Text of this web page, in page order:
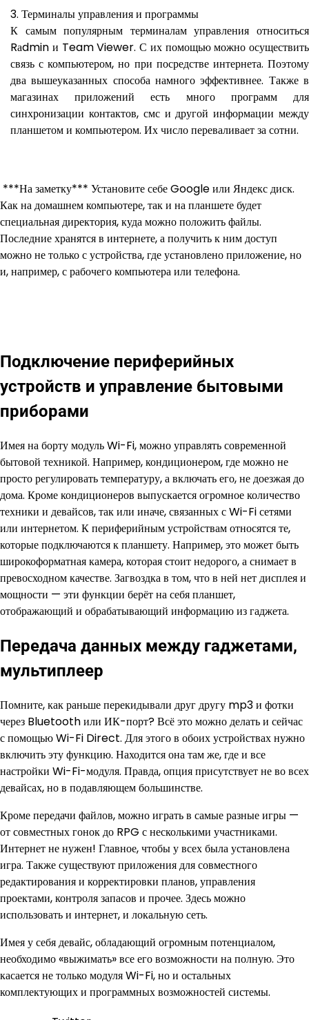
Терминалы управления и программы
К самым популярным терминалам управления относиться
Rаdmin и Team Viewer. С их помощью можно осуществить
связь с компьютером, но при посредстве интернета. Поэтому
два вышеуказанных способа намного эффективнее. Также в
магазинах приложений есть много программ для
синхронизации контактов, смс и другой информации между
планшетом и компьютером. Их число переваливает за сотни.
***На заметку*** Установите себе Google или Яндекс диск.
Как на домашнем компьютере, так и на планшете будет
специальная директория, куда можно положить файлы.
Последние хранятся в интернете, а получить к ним доступ
можно не только с устройства, где установлено приложение, но
и, например, с рабочего компьютера или телефона.
Подключение периферийных
устройств и управление бытовыми
приборами
Имея на борту модуль Wi-Fi, можно управлять современной
бытовой техникой. Например, кондиционером, где можно не
просто регулировать температуру, а включать его, не доезжая до
дома. Кроме кондиционеров выпускается огромное количество
техники и девайсов, так или иначе, связанных с Wi-Fi сетями
или интернетом. К периферийным устройствам относятся те,
которые подключаются к планшету. Например, это может быть
широкоформатная камера, которая стоит недорого, а снимает в
превосходном качестве. Загвоздка в том, что в ней нет дисплея и
мощности — эти функции берёт на себя планшет,
отображающий и обрабатывающий информацию из гаджета.
Передача данных между гаджетами,
мультиплеер
Помните, как раньше перекидывали друг другу mp3 и фотки
через Bluetooth или ИК-порт? Всё это можно делать и сейчас
с помощью Wi-Fi Direct. Для этого в обоих устройствах нужно
включить эту функцию. Находится она там же, где и все
настройки Wi-Fi-модуля. Правда, опция присутствует не во всех
девайсах, но в подавляющем большинстве.
Кроме передачи файлов, можно играть в самые разные игры —
от совместных гонок до RPG с несколькими участниками.
Интернет не нужен! Главное, чтобы у всех была установлена
игра. Также существуют приложения для совместного
редактирования и корректировки планов, управления
проектами, контроля запасов и прочее. Здесь можно
использовать и интернет, и локальную сеть.
Имея у себя девайс, обладающий огромным потенциалом,
необходимо «выжимать» все его возможности на полную. Это
касается не только модуля Wi-Fi, но и остальных
комплектующих и программных возможностей системы.